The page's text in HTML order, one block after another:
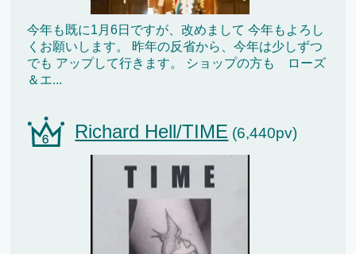
今年も既に1月6日ですが、改めまして 今年もよろし
くお願いします。 昨年の反省から、今年は少しずつ
でも アップして行きます。 ショップの方も ローズ
＆エ...
Richard Hell/TIME (6,440pv)